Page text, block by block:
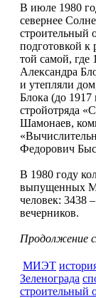
В июле 1980
севернее
строительный
подготовкой к
той самой, где
Александра
и утепляли
Блока (до
стройотряда
Шамонаев,
Федорович
В 1980 году
выпущенных
человек: 3438
вечерников.
Продолжение
МИЭТ
Зеленограда
строительный